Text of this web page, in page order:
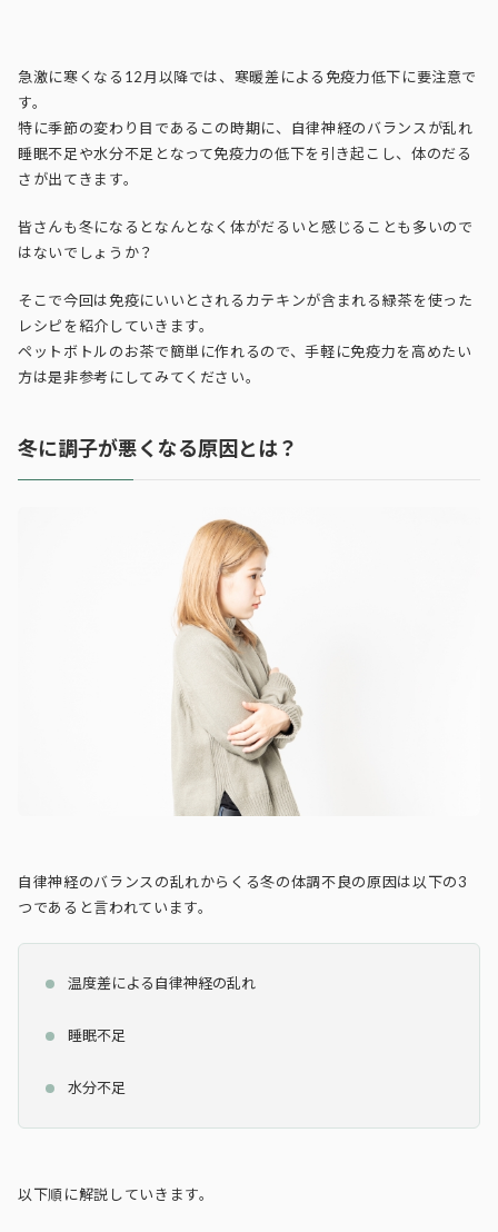
急激に寒くなる12月以降では、寒暖差による免疫力低下に要注意で
す。
特に季節の変わり目であるこの時期に、自律神経のバランスが乱れ
睡眠不足や水分不足となって免疫力の低下を引き起こし、体のだる
さが出てきます。
皆さんも冬になるとなんとなく体がだるいと感じることも多いので
はないでしょうか？
そこで今回は免疫にいいとされるカテキンが含まれる緑茶を使った
レシピを紹介していきます。
ペットボトルのお茶で簡単に作れるので、手軽に免疫力を高めたい
方は是非参考にしてみてください。
冬に調子が悪くなる原因とは？
自律神経のバランスの乱れからくる冬の体調不良の原因は以下の3
つであると言われています。
温度差による自律神経の乱れ
睡眠不足
水分不足
以下順に解説していきます。